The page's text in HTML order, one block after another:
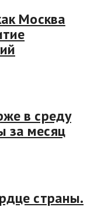
Москва
в среду
за месяц
страны.